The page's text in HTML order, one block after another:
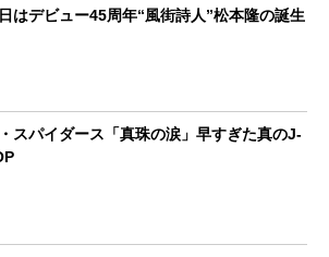
はデビュー45周年“風街詩人”松本隆の誕生
スパイダース「真珠の涙」早すぎた真のJ-